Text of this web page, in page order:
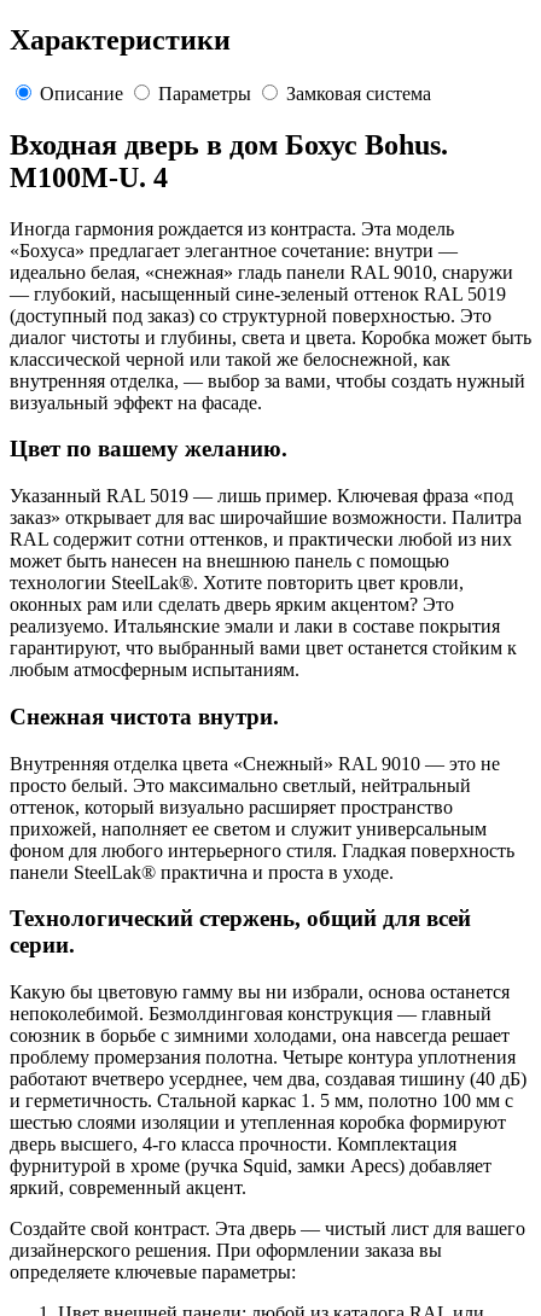
Характеристики
Описание Параметры Замковая система
Входная дверь в дом Бохус Bohus.
M100M-U. 4
Иногда гармония рождается из контраста. Эта модель
«Бохуса» предлагает элегантное сочетание: внутри —
идеально белая, «снежная» гладь панели RAL 9010, снаружи
— глубокий, насыщенный сине-зеленый оттенок RAL 5019
(доступный под заказ) со структурной поверхностью. Это
диалог чистоты и глубины, света и цвета. Коробка может быть
классической черной или такой же белоснежной, как
внутренняя отделка, — выбор за вами, чтобы создать нужный
визуальный эффект на фасаде.
Цвет по вашему желанию.
Указанный RAL 5019 — лишь пример. Ключевая фраза «под
заказ» открывает для вас широчайшие возможности. Палитра
RAL содержит сотни оттенков, и практически любой из них
может быть нанесен на внешнюю панель с помощью
технологии SteelLak®. Хотите повторить цвет кровли,
оконных рам или сделать дверь ярким акцентом? Это
реализуемо. Итальянские эмали и лаки в составе покрытия
гарантируют, что выбранный вами цвет останется стойким к
любым атмосферным испытаниям.
Снежная чистота внутри.
Внутренняя отделка цвета «Снежный» RAL 9010 — это не
просто белый. Это максимально светлый, нейтральный
оттенок, который визуально расширяет пространство
прихожей, наполняет ее светом и служит универсальным
фоном для любого интерьерного стиля. Гладкая поверхность
панели SteelLak® практична и проста в уходе.
Технологический стержень, общий для всей
серии.
Какую бы цветовую гамму вы ни избрали, основа останется
непоколебимой. Безмолдинговая конструкция — главный
союзник в борьбе с зимними холодами, она навсегда решает
проблему промерзания полотна. Четыре контура уплотнения
работают вчетверо усерднее, чем два, создавая тишину (40 дБ)
и герметичность. Стальной каркас 1. 5 мм, полотно 100 мм с
шестью слоями изоляции и утепленная коробка формируют
дверь высшего, 4-го класса прочности. Комплектация
фурнитурой в хроме (ручка Squid, замки Apecs) добавляет
яркий, современный акцент.
Создайте свой контраст. Эта дверь — чистый лист для вашего
дизайнерского решения. При оформлении заказа вы
определяете ключевые параметры: